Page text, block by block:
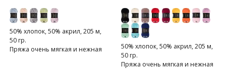
50% хлопок, 50% акрил, 205 м,
50 гр.
Пряжа очень мягкая и нежная
50% хлопок, 50% акрил, 205 м,
50 гр.
Пряжа очень мягкая и нежная